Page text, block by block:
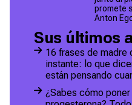
promete
Anton
Sus últimos
16 frases de madre
instante: lo que
están pensando
¿Sabes cómo